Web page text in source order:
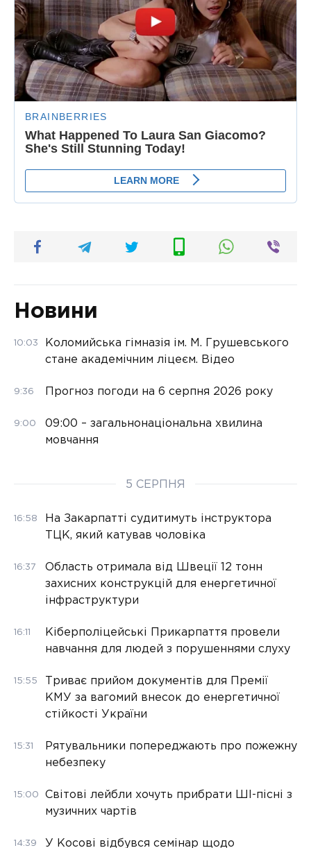
Новини
10:03
Коломийська гімназія ім. М. Грушевського
стане академічним ліцеєм. Відео
9:36 Прогноз погоди на 6 серпня 2026 року
9:00
09:00 – загальнонаціональна хвилина
мовчання
5 СЕРПНЯ
16:58
На Закарпатті судитимуть інструктора
ТЦК, який катував чоловіка
16:37
Область отримала від Швеції 12 тонн
захисних конструкцій для енергетичної
інфраструктури
16:11
Кіберполіцейські Прикарпаття провели
навчання для людей з порушеннями слуху
15:55
Триває прийом документів для Премії
КМУ за вагомий внесок до енергетичної
стійкості України
15:31
Рятувальники попереджають про пожежну
небезпеку
15:00
Світові лейбли хочуть прибрати ШІ-пісні з
музичних чартів
14:39 У Косові відбувся семінар щодо